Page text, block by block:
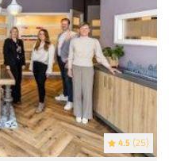
4.5 (25)